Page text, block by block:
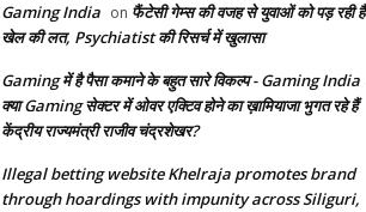
Gaming India on फैंटेसी गेम्स की वजह से युवाओं को पड़ रही है
खेल की लत, Psychiatist की रिसर्च में खुलासा
Gaming में है पैसा कमाने के बहुत सारे विकल्प - Gaming India
क्या Gaming सेक्टर में ओवर एक्टिव होने का ख़ामियाजा भुगत रहे हैं
केंद्रीय राज्यमंत्री राजीव चंद्रशेखर?
Illegal betting website Khelraja promotes brand
through hoardings with impunity across Siliguri,